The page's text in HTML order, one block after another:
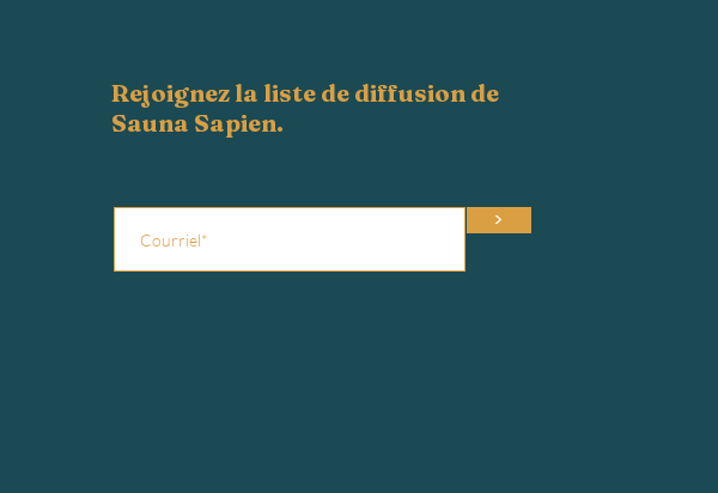
Rejoignez la liste de diffusion de
Sauna Sapien.
>